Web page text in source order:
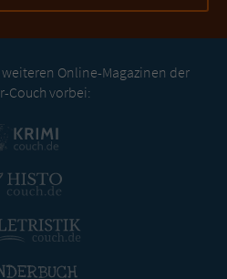
Online-Magazinen der
Couch vorbei: